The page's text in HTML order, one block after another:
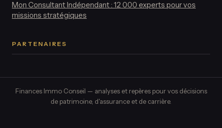
Mon Consultant Indépendant : 12 000 experts pour vos
missions stratégiques
PARTENAIRES
Finances Immo Conseil — analyses et repères pour vos décisions
de patrimoine, d'assurance et de carrière.